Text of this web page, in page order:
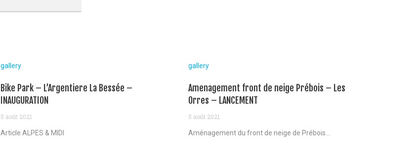
gallery
Bike Park – L’Argentiere La Bessée –
INAUGURATION
5 août 2021
Article ALPES & MIDI
gallery
Amenagement front de neige Prébois – Les
Orres – LANCEMENT
5 août 2021
Aménagement du front de neige de Prébois...